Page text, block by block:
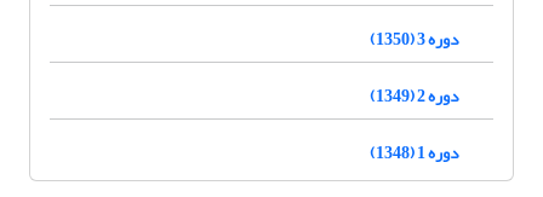
دوره 3 (1350)
دوره 2 (1349)
دوره 1 (1348)